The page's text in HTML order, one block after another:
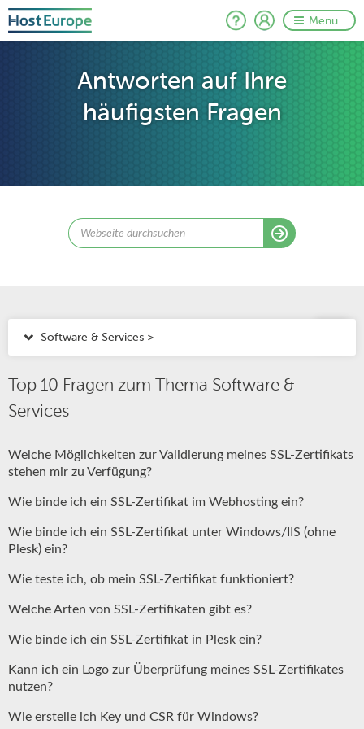
Menu
Antworten auf Ihre
häufigsten Fragen
Software & Services >
Top 10 Fragen zum Thema Software &
Services
Welche Möglichkeiten zur Validierung meines SSL-Zertifikats
stehen mir zu Verfügung?
Wie binde ich ein SSL-Zertifikat im Webhosting ein?
Wie binde ich ein SSL-Zertifikat unter Windows/IIS (ohne
Plesk) ein?
Wie teste ich, ob mein SSL-Zertifikat funktioniert?
Welche Arten von SSL-Zertifikaten gibt es?
Wie binde ich ein SSL-Zertifikat in Plesk ein?
Kann ich ein Logo zur Überprüfung meines SSL-Zertifikates
nutzen?
Wie erstelle ich Key und CSR für Windows?